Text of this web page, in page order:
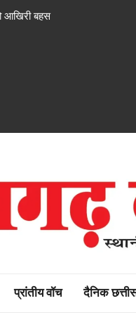
आखिरी बहस
प्रांतीय वॉच दैनिक